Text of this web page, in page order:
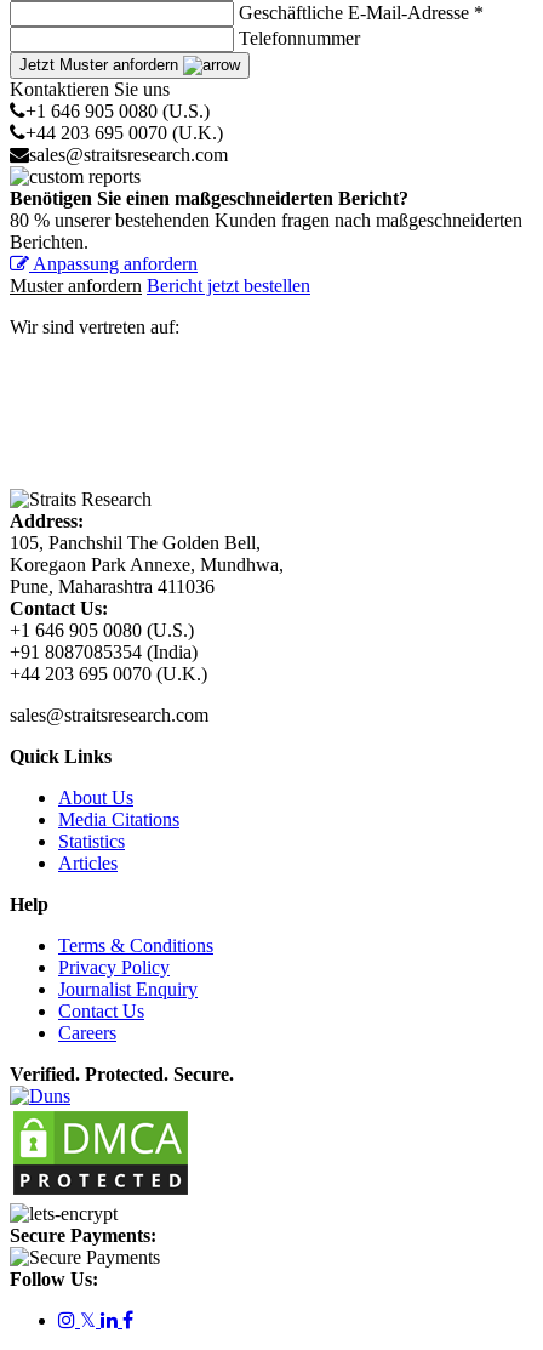
Geschäftliche E-Mail-Adresse *
Telefonnummer
Jetzt Muster anfordern
Kontaktieren Sie uns
+1 646 905 0080 (U.S.)
+44 203 695 0070 (U.K.)
sales@straitsresearch.com
Benötigen Sie einen maßgeschneiderten Bericht?
80 % unserer bestehenden Kunden fragen nach maßgeschneiderten
Berichten.
Anpassung anfordern
Muster anfordern Bericht jetzt bestellen
Wir sind vertreten auf:
Address:
105, Panchshil The Golden Bell,
Koregaon Park Annexe, Mundhwa,
Pune, Maharashtra 411036
Contact Us:
+1 646 905 0080 (U.S.)
+91 8087085354 (India)
+44 203 695 0070 (U.K.)
sales@straitsresearch.com
Quick Links
About Us
Media Citations
Statistics
Articles
Help
Terms & Conditions
Privacy Policy
Journalist Enquiry
Contact Us
Careers
Verified. Protected. Secure.
Secure Payments:
Follow Us:
𝕏